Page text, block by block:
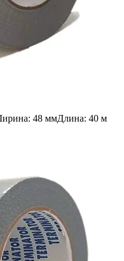
48 ммДлина: 40 м